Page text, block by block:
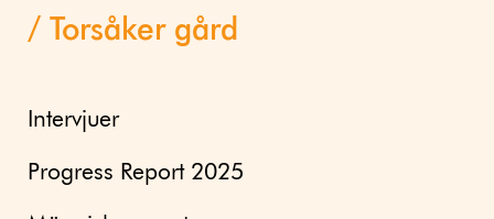
Torsåker gård
Intervjuer
Progress Report 2025